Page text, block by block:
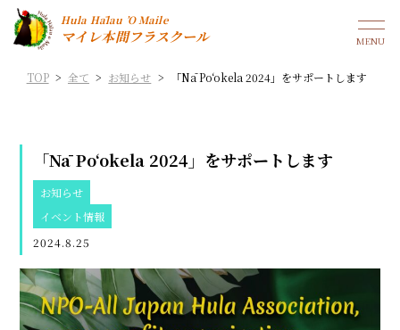
Hula Hālau ’O Maile
マイレ本間フラスクール
TOP > 全て > お知らせ > 「Nā Poʻokela 2024」をサポートします
「Nā Poʻokela 2024」をサポートします
お知らせ
イベント情報
2024.8.25